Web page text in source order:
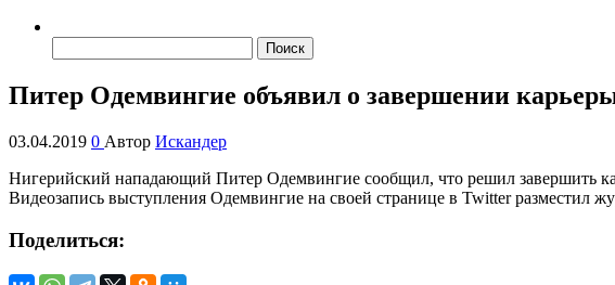
Питер Одемвингие объявил о завершении
03.04.2019 0 Автор Искандер
Нигерийский нападающий Питер Одемвингие сообщил, что решил завершить
Видеозапись выступления Одемвингие на своей странице в Twitter разместил
Поделиться: